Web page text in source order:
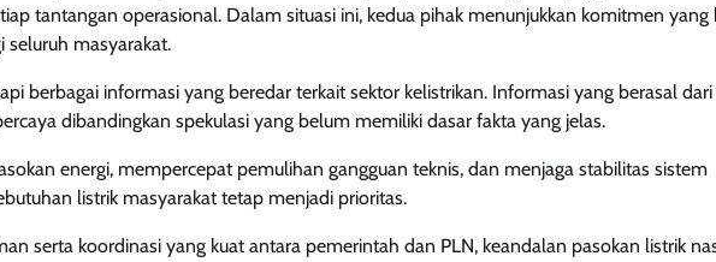
tantangan operasional. Dalam situasi ini, kedua pihak menunjukkan komitmen yang
seluruh masyarakat.
berbagai informasi yang beredar terkait sektor kelistrikan. Informasi yang berasal
dibandingkan spekulasi yang belum memiliki dasar fakta yang jelas.
energi, mempercepat pemulihan gangguan teknis, dan menjaga stabilitas sistem
listrik masyarakat tetap menjadi prioritas.
serta koordinasi yang kuat antara pemerintah dan PLN, keandalan pasokan listrik